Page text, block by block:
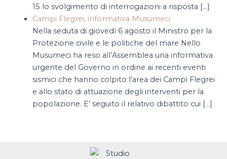
15 lo svolgimento di interrogazioni a risposta […]
Campi Flegrei, informativa Musumeci
Nella seduta di giovedì 6 agosto il Ministro per la
Protezione civile e le politiche del mare Nello
Musumeci ha reso all’Assemblea una informativa
urgente del Governo in ordine ai recenti eventi
sismici che hanno colpito l’area dei Campi Flegrei
e allo stato di attuazione degli interventi per la
popolazione. E’ seguito il relativo dibattito cui […]